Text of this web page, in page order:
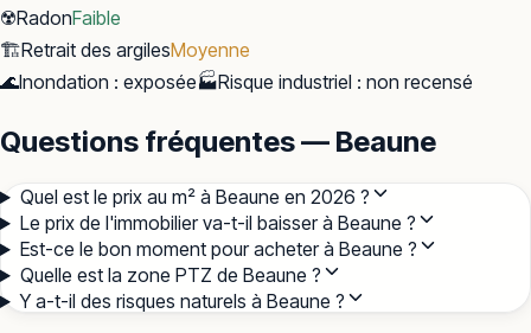
☢️RadonFaible
🏗️Retrait des argilesMoyenne
🌊Inondation : exposée🏭Risque industriel : non recensé
Questions fréquentes — Beaune
Quel est le prix au m² à Beaune en 2026 ?
Le prix de l'immobilier va-t-il baisser à Beaune ?
Est-ce le bon moment pour acheter à Beaune ?
Quelle est la zone PTZ de Beaune ?
Y a-t-il des risques naturels à Beaune ?